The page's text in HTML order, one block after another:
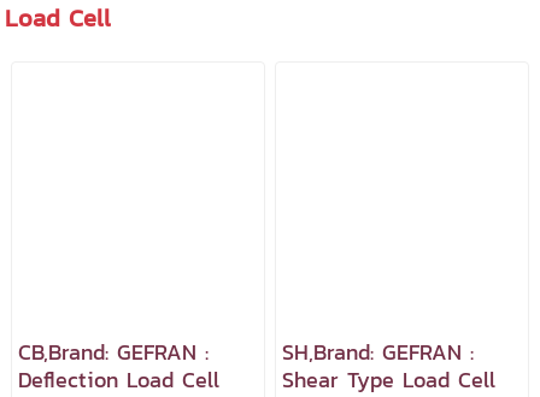
Load Cell
CB,Brand: GEFRAN :
Deflection Load Cell
SH,Brand: GEFRAN :
Shear Type Load Cell